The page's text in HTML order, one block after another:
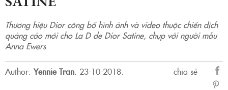
Thương hiệu Dior công bố hình ảnh và video thuộc chiến dịch
quảng cáo mới cho La D de Dior Satine, chụp với người mẫu
Anna Ewers
Author: Yennie Tran. 23-10-2018.
chia sẻ
sẻ